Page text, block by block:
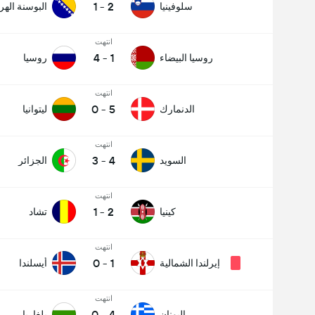
سلوفينيا 2
-
1 البوسنة
روسيا البيضاء
انتهت
1
-
4 روسيا
الدنمارك
انتهت
5
-
0 ليتوانيا
السويد
انتهت
4
-
3 الجزائر
كينيا
انتهت
2
-
1 تشاد
إيرلندا الشمالية
انتهت
1
-
0 أيسلندا
انتهت